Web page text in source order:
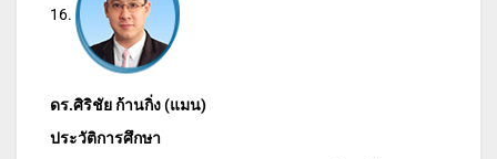
16.
ดร.ศิริชัย ก้านกิ่ง (แมน)
ประวัติการศึกษา